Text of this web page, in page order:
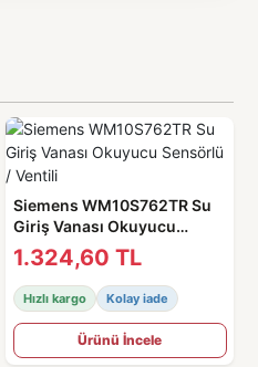
Siemens WM10S762TR Su
Giriş Vanası Okuyucu
Sensörlü / Ventili
1.324,60 TL
Hızlı kargo Kolay iade
Ürünü İncele